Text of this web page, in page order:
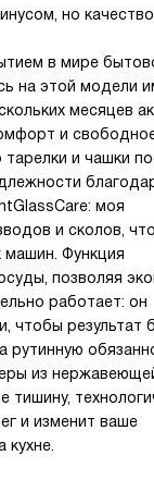
но
в мире
на этой модели
месяцев
и
и чашки
моя
и сколов, что
машин. Функция
позволяя
работает: он
чтобы результат
рутинную
из
тишину,
и изменит ваше